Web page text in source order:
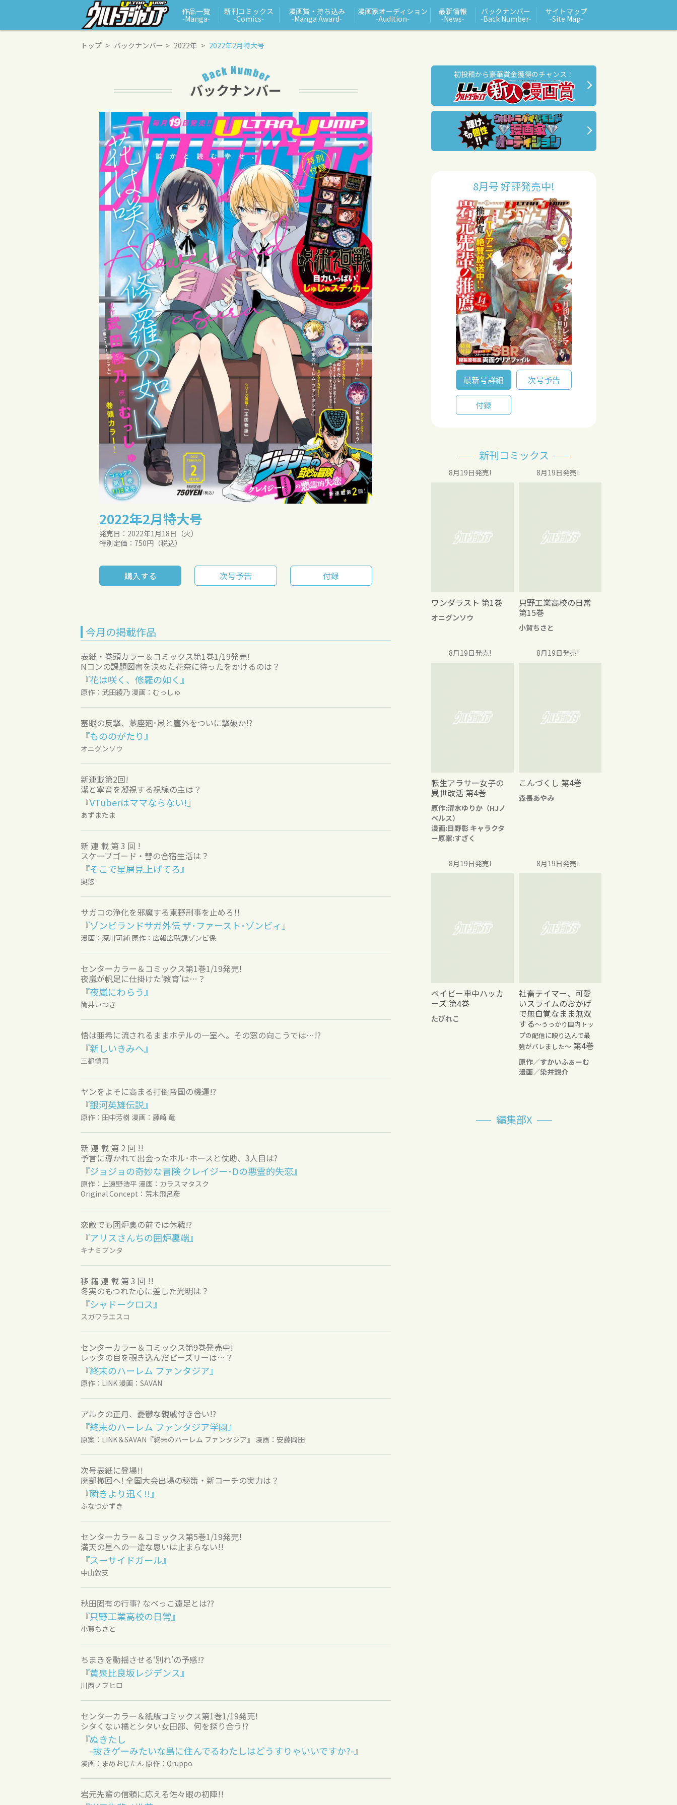
作品一覧
‑Manga‑
新刊コミックス
‑Comics‑
漫画賞・持ち込み
‑Manga Award‑
漫画家オーディション
‑Audition‑
最新情報
‑News‑
バックナンバー
‑Back Number‑
サイトマップ
‑Site Map‑
トップ バックナンバー 2022年 2022年2月特大号
2022年2月特大号
発売日：2022年1月18日（火）
特別定価：750円（税込）
購入する 次号予告 付録
今月の掲載作品
表紙・巻頭カラー＆コミックス第1巻1/19発売!
Nコンの課題図書を決めた花奈に待ったをかけるのは？
『花は咲く、修羅の如く』
原作：武田綾乃 漫画：むっしゅ
塞眼の反撃、藁座廻･凩と塵外をついに撃破か!?
『もののがたり』
オニグンソウ
新連載第2回!
潔と寧音を凝視する視線の主は？
『VTuberはママならない!』
あずまたま
新 連 載 第 3 回 !
スケープゴード・彗の合宿生活は？
『そこで星屑見上げてろ』
奥悠
サガコの浄化を邪魔する東野刑事を止めろ!!
『ゾンビランドサガ外伝 ザ･ファースト･ゾンビィ』
漫画：深川可純 原作：広報広聴課ゾンビ係
センターカラー＆コミックス第1巻1/19発売!
夜嵐が帆足に仕掛けた‘教育’は…？
『夜嵐にわらう』
筒井いつき
悟は亜希に流されるままホテルの一室へ。その窓の向こうでは…!?
『新しいきみへ』
三都慎司
ヤンをよそに高まる打倒帝国の機運!?
『銀河英雄伝説』
原作：田中芳樹 漫画：藤崎 竜
新 連 載 第 2 回 !!
予言に導かれて出会ったホル･ホースと仗助、3人目は?
『ジョジョの奇妙な冒険 クレイジー･Dの悪霊的失恋』
原作：上遠野浩平 漫画：カラスマタスク
Original Concept：荒木飛呂彦
恋敵でも囲炉裏の前では休戦!?
『アリスさんちの囲炉裏端』
キナミブンタ
移 籍 連 載 第 3 回 !!
冬実のもつれた心に差した光明は？
『シャドークロス』
スガワラエスコ
センターカラー＆コミックス第9巻発売中!
レッタの目を覗き込んだピーズリーは…？
『終末のハーレム ファンタジア』
原作：LINK 漫画：SAVAN
アルクの正月、憂鬱な親戚付き合い!?
『終末のハーレム ファンタジア学園』
原案：LINK＆SAVAN『終末のハーレム ファンタジア』 漫画：安藤岡田
次号表紙に登場!!
廃部撤回へ! 全国大会出場の秘策・新コーチの実力は？
『瞬きより迅く!!』
ふなつかずき
センターカラー＆コミックス第5巻1/19発売!
満天の星への一途な思いは止まらない!!
『スーサイドガール』
中山敦支
秋田固有の行事? なべっこ遠足とは??
『只野工業高校の日常』
小賀ちさと
ちまきを動揺させる‘別れ’の予感!?
『黄泉比良坂レジデンス』
川西ノブヒロ
センターカラー＆紙版コミックス第1巻1/19発売!
シタくない橘とシタい女田部、何を探り合う!?
『ぬきたし
-抜きゲーみたいな島に住んでるわたしはどうすりゃいいですか?-』
漫画：まめおじたん 原作：Qruppo
岩元先輩の信頼に応える佐々眼の初陣!!
初投稿から豪華賞金獲得のチャンス！
8月号 好評発売中!
最新号詳細 次号予告
付録
新刊コミックス
8月19日発売!
ワンダラスト 第1巻
オニグンソウ
8月19日発売!
只野工業高校の日常
第15巻
小賀ちさと
8月19日発売!
転生アラサー女子の
異世改活 第4巻
原作:清水ゆりか（HJノ
ベルス）
漫画:日野彰 キャラクタ
ー原案:すざく
8月19日発売!
こんづくし 第4巻
森長あやみ
8月19日発売!
ベイビー車中ハッカ
ーズ 第4巻
たびれこ
8月19日発売!
社畜テイマー、可愛
いスライムのおかげ
で無自覚なまま無双
する～うっかり国内トッ
プの配信に映り込んで最
強がバレました～ 第4巻
原作／すかいふぁーむ
漫画／染井惣介
編集部X